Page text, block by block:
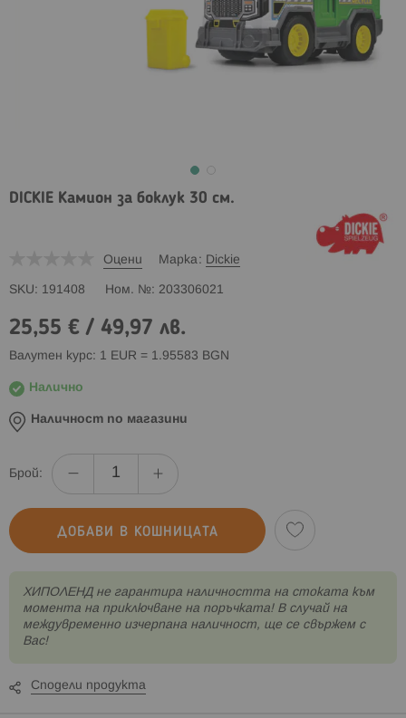
DICKIE Камион за боклук 30 см.
Оцени Марка Dickie
SKU 191408 Ном. № 203306021
25,55 € / 49,97 лв.
Валутен курс: 1 EUR = 1.95583 BGN
Налично
Наличност по магазини
Брой:
ДОБАВИ В КОШНИЦАТА
XИПОЛЕНД не гарантира наличността на стоката към
момента на приключване на поръчката! В случай на
междувременно изчерпана наличност, ще се свържем с
Вас!
Сподели продукта